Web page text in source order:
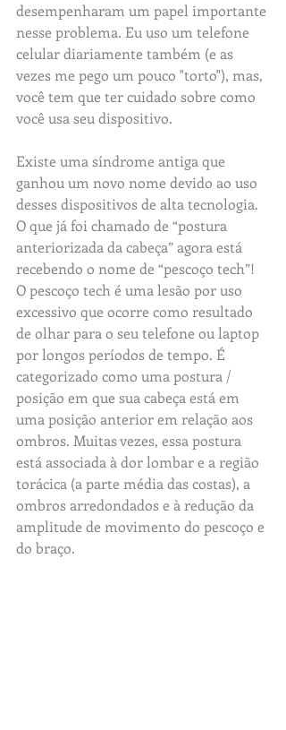
desempenharam um papel importante
nesse problema. Eu uso um telefone
celular diariamente também (e as
vezes me pego um pouco "torto"), mas,
você tem que ter cuidado sobre como
você usa seu dispositivo.
Existe uma síndrome antiga que
ganhou um novo nome devido ao uso
desses dispositivos de alta tecnologia.
O que já foi chamado de “postura
anteriorizada da cabeça” agora está
recebendo o nome de “pescoço tech”!
O pescoço tech é uma lesão por uso
excessivo que ocorre como resultado
de olhar para o seu telefone ou laptop
por longos períodos de tempo. É
categorizado como uma postura /
posição em que sua cabeça está em
uma posição anterior em relação aos
ombros. Muitas vezes, essa postura
está associada à dor lombar e a região
torácica (a parte média das costas), a
ombros arredondados e à redução da
amplitude de movimento do pescoço e
do braço.